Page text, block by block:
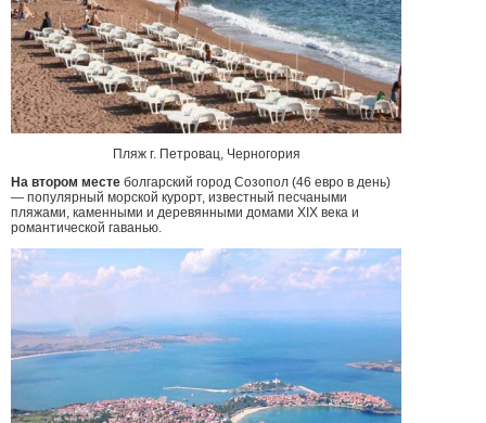
Пляж г. Петровац, Черногория
На втором месте болгарский город Созопол (46 евро в день)
— популярный морской курорт, известный песчаными
пляжами, каменными и деревянными домами XIX века и
романтической гаванью.